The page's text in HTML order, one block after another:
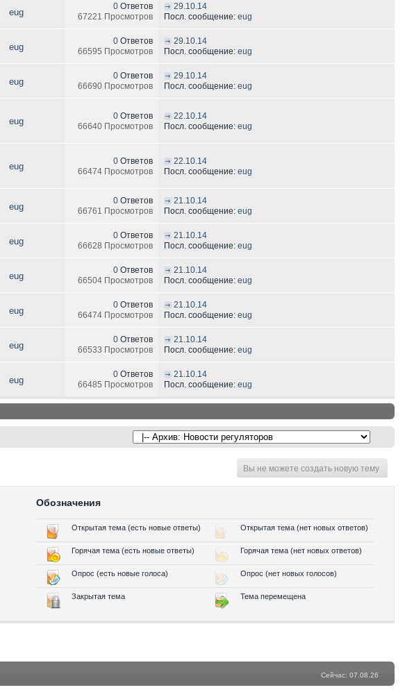
eug
0 Ответов
67221 Просмотров
29.10.14
Посл. сообщение: eug
eug
0 Ответов
66595 Просмотров
29.10.14
Посл. сообщение: eug
eug
0 Ответов
66690 Просмотров
29.10.14
Посл. сообщение: eug
eug 0 Ответов
66640 Просмотров
22.10.14
Посл. сообщение: eug
eug 0 Ответов
66474 Просмотров
22.10.14
Посл. сообщение: eug
eug
0 Ответов
66761 Просмотров
21.10.14
Посл. сообщение: eug
eug
0 Ответов
66628 Просмотров
21.10.14
Посл. сообщение: eug
eug
0 Ответов
66504 Просмотров
21.10.14
Посл. сообщение: eug
eug
0 Ответов
66474 Просмотров
21.10.14
Посл. сообщение: eug
eug
0 Ответов
66533 Просмотров
21.10.14
Посл. сообщение: eug
eug
0 Ответов
66485 Просмотров
21.10.14
Посл. сообщение: eug
Вы не можете создать новую тему
Обозначения
Открытая тема (есть новые ответы) Открытая тема (нет новых ответов)
Горячая тема (есть новые ответы) Горячая тема (нет новых ответов)
Опрос (есть новые голоса) Опрос (нет новых голосов)
Закрытая тема Тема перемещена
Сейчас: 07.08.26